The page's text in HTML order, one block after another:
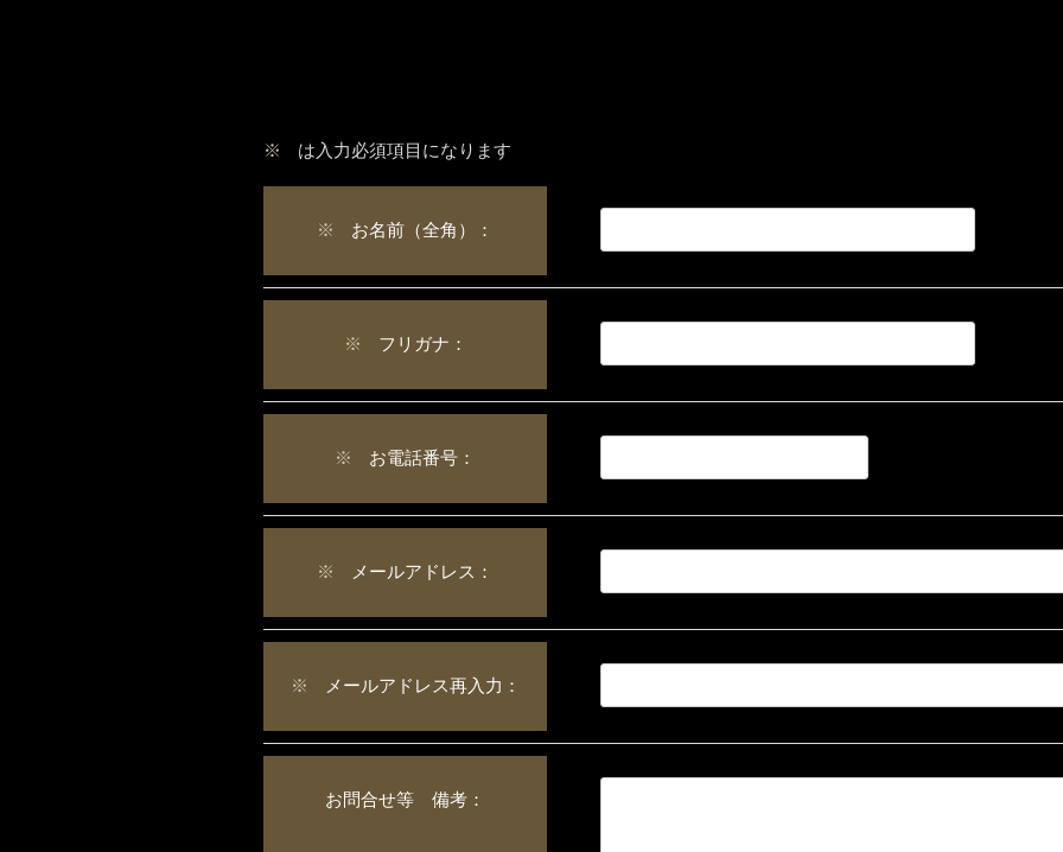
※ は入力必須項目になります
※ お名前（全角）：
※ フリガナ：
※ お電話番号：
※ メールアドレス：
※ メールアドレス再入力：
お問合せ等 備考：